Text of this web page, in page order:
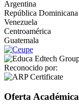
Argentina
República Dominicana
Venezuela
Centroamérica
Guatemala
Reconocido por:
Oferta Académica